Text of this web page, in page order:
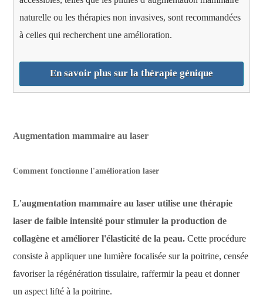
naturelle ou les thérapies non invasives, sont recommandées
à celles qui recherchent une amélioration.
En savoir plus sur la thérapie génique
Augmentation mammaire au laser
Comment fonctionne l'amélioration laser
L'augmentation mammaire au laser utilise une thérapie
laser de faible intensité pour stimuler la production de
collagène et améliorer l'élasticité de la peau. Cette procédure
consiste à appliquer une lumière focalisée sur la poitrine, censée
favoriser la régénération tissulaire, raffermir la peau et donner
un aspect lifté à la poitrine.